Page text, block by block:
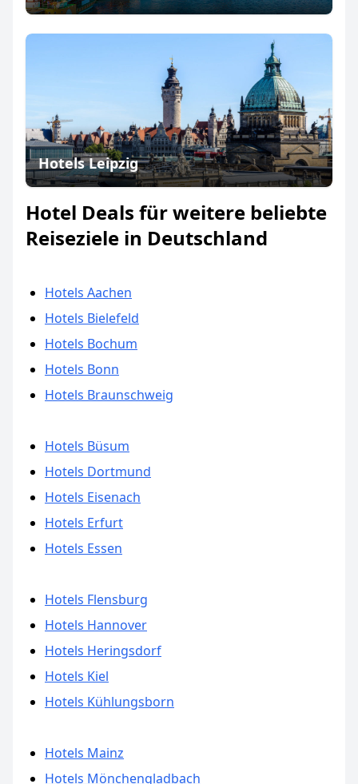
Hotels Leipzig
Hotel Deals für weitere beliebte
Reiseziele in Deutschland
Hotels Aachen
Hotels Bielefeld
Hotels Bochum
Hotels Bonn
Hotels Braunschweig
Hotels Büsum
Hotels Dortmund
Hotels Eisenach
Hotels Erfurt
Hotels Essen
Hotels Flensburg
Hotels Hannover
Hotels Heringsdorf
Hotels Kiel
Hotels Kühlungsborn
Hotels Mainz
Hotels Mönchengladbach